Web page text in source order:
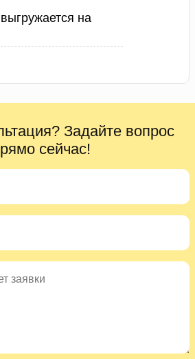
на
Задайте вопрос
сейчас!